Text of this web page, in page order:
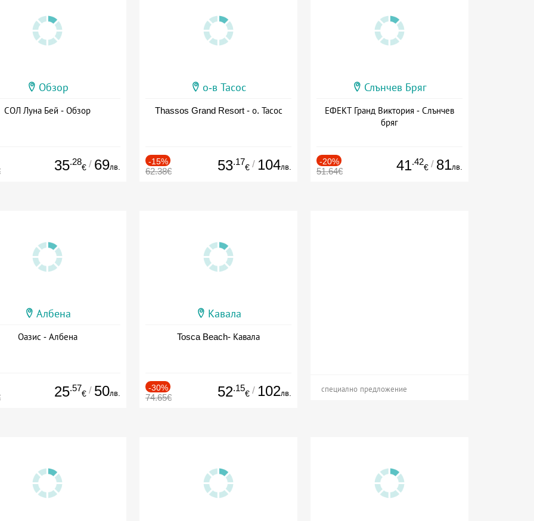
Обзор
СОЛ Луна Бей - Обзор
35.28
€ / 69лв.
о-в Тасос
Thassos Grand Resort - о. Тасос
-15%
62.38€ 53.17
€ / 104лв.
Слънчев Бряг
ЕФЕКТ Гранд Виктория - Слънчев
бряг
-20%
51.64€ 41.42
€ / 81лв.
Албена
Оазис - Албена
25.57
€ / 50лв.
Кавала
Tosca Beach- Кавала
-30%
74.65€ 52.15
€ / 102лв. специално предложение